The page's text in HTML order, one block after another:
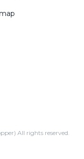
All rights reserved.